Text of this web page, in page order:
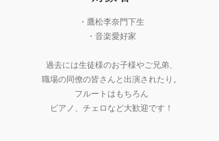
・鷹松李奈門下生
・ 音楽愛好家
過去には生徒様のお子様やご兄弟、
職場の同僚の皆さんと出演されたり 。
フルートはもちろん
ピアノ、チェロなど大歓迎です！